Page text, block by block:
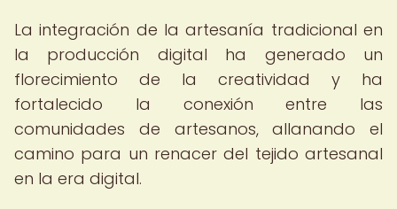
La integración de la artesanía tradicional en
la producción digital ha generado un
florecimiento de la creatividad y ha
fortalecido la conexión entre las
comunidades de artesanos, allanando el
camino para un renacer del tejido artesanal
en la era digital.